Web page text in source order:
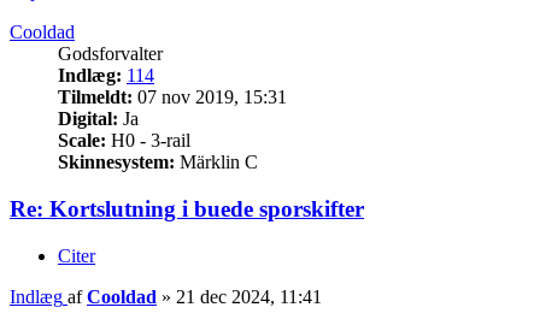
Cooldad
Godsforvalter
Indlæg: 114
Tilmeldt: 07 nov 2019, 15:31
Digital: Ja
Scale: H0 - 3-rail
Skinnesystem: Märklin C
Re: Kortslutning i buede sporskifter
Citer
Indlæg afCooldad » 21 dec 2024, 11:41